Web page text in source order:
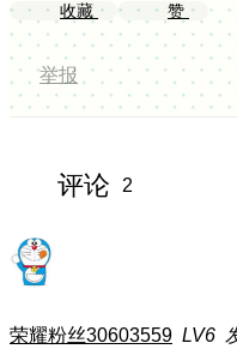
收藏 赞
举报
评论 2
荣耀粉丝30603559 LV6